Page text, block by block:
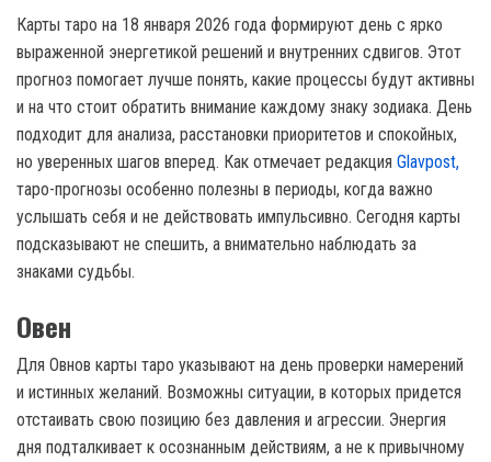
Карты таро на 18 января 2026 года формируют день с ярко
выраженной энергетикой решений и внутренних сдвигов. Этот
прогноз помогает лучше понять, какие процессы будут активны
и на что стоит обратить внимание каждому знаку зодиака. День
подходит для анализа, расстановки приоритетов и спокойных,
но уверенных шагов вперед. Как отмечает редакция Glavpost,
таро-прогнозы особенно полезны в периоды, когда важно
услышать себя и не действовать импульсивно. Сегодня карты
подсказывают не спешить, а внимательно наблюдать за
знаками судьбы.
Овен
Для Овнов карты таро указывают на день проверки намерений
и истинных желаний. Возможны ситуации, в которых придется
отстаивать свою позицию без давления и агрессии. Энергия
дня подталкивает к осознанным действиям, а не к привычному